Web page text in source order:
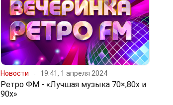
Новости 19:41, 1 апреля 2024
Ретро ФМ - «Лучшая музыка 70×,80х и
90х»